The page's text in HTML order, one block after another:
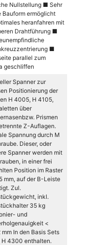
Nullstellung ■ Sehr
Bauform ermöglicht
heranfahren mit
Drahtführung ■
■
parallel zum
geschliffen
Spanner zur
Positionierung der
H 4005, H 4105,
über
Prismen
Z-Auflagen.
Spannung durch M
Dieser, oder
Spanner werden mit
in einer frei
Position im Raster
mm, auf der B-Leiste
Zul.
inkl.
35 kg
und
<
In den Basis Sets
H 4300 enthalten.